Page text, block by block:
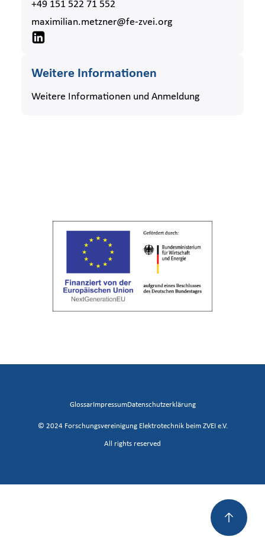
+49 151 522 71 552
maximilian.metzner@fe-zvei.org
Weitere Informationen
Weitere Informationen und Anmeldung
GlossarImpressumDatenschutzerklärung
© 2024 Forschungsvereinigung Elektrotechnik beim ZVEI e.V.
All rights reserved